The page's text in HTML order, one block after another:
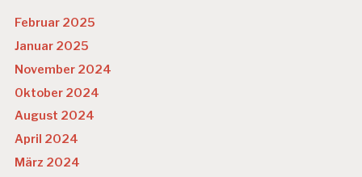
Februar 2025
Januar 2025
November 2024
Oktober 2024
August 2024
April 2024
März 2024